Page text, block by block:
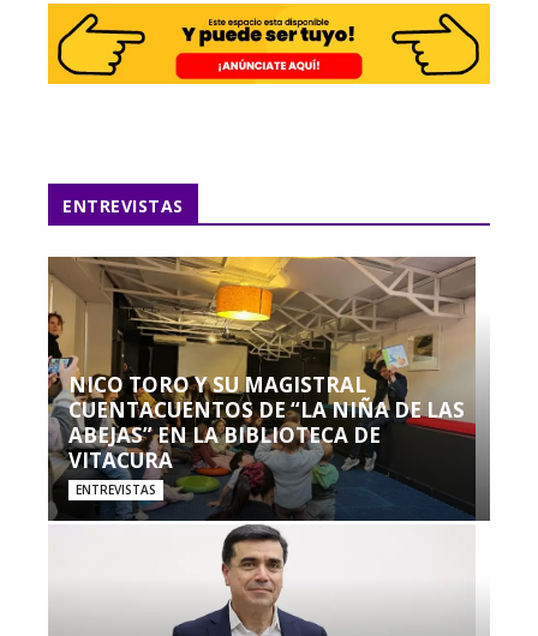
ENTREVISTAS
NICO TORO Y SU MAGISTRAL
CUENTACUENTOS DE “LA NIÑA DE LAS
ABEJAS” EN LA BIBLIOTECA DE
VITACURA
ENTREVISTAS